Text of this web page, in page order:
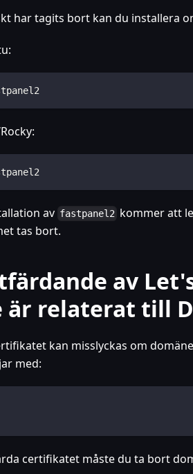
har tagits bort kan du installera
av fastpanel2 kommer att
tas bort.
av
är relaterat till
kan misslyckas om
med:
certifikatet måste du ta bort